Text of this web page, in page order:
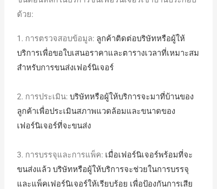
ด้วย:
1. การตรวจสอบข้อมูล: ลูกค้าติดต่อบริษัทหรือผู้ให้
บริการเพื่อขอใบเสนอราคาและตารางเวลาที่เหมาะสม
สำหรับการขนส่งเฟอร์นิเจอร์
2. การประเมิน:บริษัทหรือผู้ให้บริการจะมาที่บ้านของ
ลูกค้าเพื่อประเมินสภาพแวดล้อมและขนาดของ
เฟอร์นิเจอร์ที่จะขนส่ง
3. การบรรจุและการแพ็ค: เมื่อเฟอร์นิเจอร์พร้อมที่จะ
ขนส่งแล้ว บริษัทหรือผู้ให้บริการจะช่วยในการบรรจุ
และแพ็คเฟอร์นิเจอร์ให้เรียบร้อย เพื่อป้องกันการเสีย